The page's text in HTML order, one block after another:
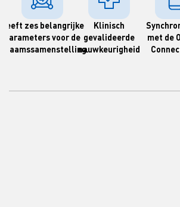
Geeft zes belangrijke
parameters voor de
lichaamssamenstelling.
Klinisch
gevalideerde
nauwkeurigheid
met de